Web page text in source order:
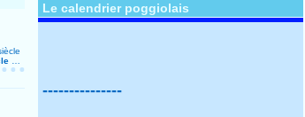
Le calendrier poggiolais
---------------